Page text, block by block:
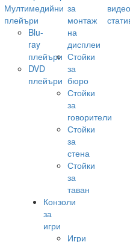
Мултимедийни
плейъри
Blu-
ray
плейъри
DVD
плейъри
за
монтаж
на
дисплеи
Стойки
за
бюро
Стойки
за
говорители
Стойки
за
стена
Стойки
за
таван
Конзоли
за
игри
Игри
видео